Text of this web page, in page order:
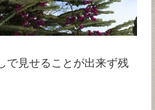
で見せることが出来ず残